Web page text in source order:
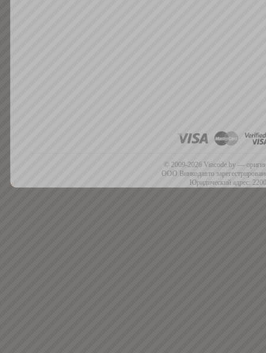
© 2009-2026 Vincode.by —
ООО Винкодавто
Юридический адрес: